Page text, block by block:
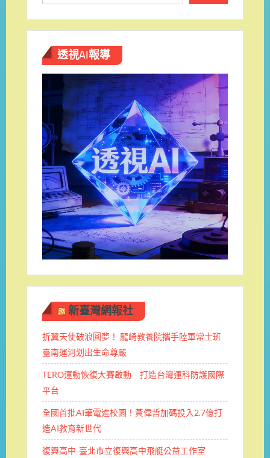
透視AI報導
新臺灣網報社
折翼天使破浪圓夢！ 龍崎教養院攜手陸軍常士班 ​
臺南運河划出生命尊嚴
TERO運動恢復大賽啟動 打造台灣運科防護國際
平台
全國首批AI筆電進校園！黃偉哲加碼投入2.7億打
造AI教育新世代
復興高中-臺北市立復興高中飛艇公益工作室